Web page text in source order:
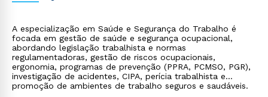
A especialização em Saúde e Segurança do Trabalho é
focada em gestão de saúde e segurança ocupacional,
abordando legislação trabalhista e normas
regulamentadoras, gestão de riscos ocupacionais,
ergonomia, programas de prevenção (PPRA, PCMSO, PGR),
investigação de acidentes, CIPA, perícia trabalhista e
promoção de ambientes de trabalho seguros e saudáveis.